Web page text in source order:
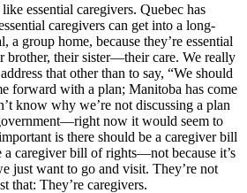
essential caregivers. Quebec has
caregivers can get into a long-
a group home, because they’re essential
brother, their sister—their care. We really
that other than to say, “We should
forward with a plan; Manitoba has come
know why we’re not discussing a plan
now it would seem to
is there should be a caregiver bill
a caregiver bill of rights—not because it’s
just want to go and visit. They’re not
that: They’re caregivers.